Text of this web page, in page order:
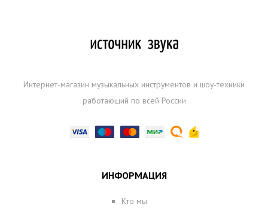
Интернет-магазин музыкальных инструментов и шоу-техники
работающий по всей России
ИНФОРМАЦИЯ
Кто мы